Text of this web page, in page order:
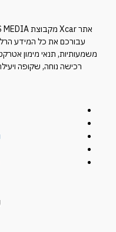
עבורכם את כל המידע
משמעותיות, תנאי מימון
רכישה נוחה, שקופה